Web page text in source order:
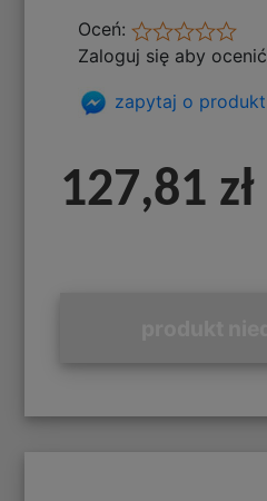
Oceń:
Zaloguj się aby ocenić
zapytaj o produkt
127,81 zł